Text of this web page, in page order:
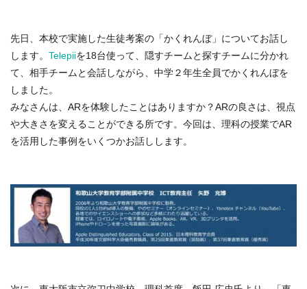
先日、本校で実施した生徒考案の「かくれんぼ」についてお話し
します。 Telepiiを18台使って、隠すチームと探すチームに分かれ
て、相手チームと会話しながら、中学２年生全員でかくれんぼを
しました。
みなさんは、ARを体験したことはありますか？ARの良さは、視点
や大きさを変えることができる所です。今回は、理科の授業でAR
を活用した事例をいくつかお話しします。